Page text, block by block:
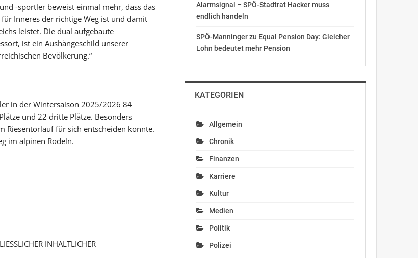
-sportler beweist einmal mehr, dass das
Inneres der richtige Weg ist und damit
leistet. Die dual aufgebaute
ist ein Aushängeschild unserer
Bevölkerung.“
in der Wintersaison 2025/2026 84
und 22 dritte Plätze. Besonders
Riesentorlauf für sich entscheiden konnte.
im alpinen Rodeln.
INHALTLICHER
Alarmsignal – SPÖ-Stadtrat Hacker muss
endlich handeln
SPÖ-Manninger zu Equal Pension Day: Gleicher
Lohn bedeutet mehr Pension
KATEGORIEN
Allgemein
Chronik
Finanzen
Karriere
Kultur
Medien
Politik
Polizei